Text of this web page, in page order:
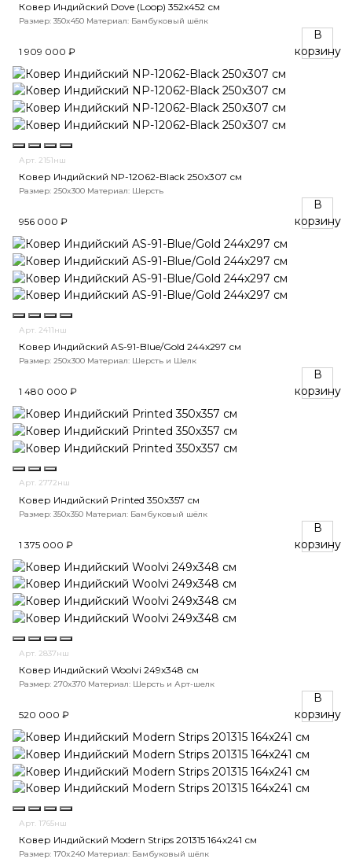
Ковер Индийский Dove (Loop) 352x452 см
Размер: 350x450 Материал: Бамбуковый шёлк
1 909 000 ₽
В
корзину
Арт. 2151нш
Ковер Индийский NP-12062-Black 250x307 см
Размер: 250x300 Материал: Шерсть
956 000 ₽
В
корзину
Арт. 2411нш
Ковер Индийский AS-91-Blue/Gold 244x297 см
Размер: 250x300 Материал: Шерсть и Шелк
1 480 000 ₽
В
корзину
Арт. 2772нш
Ковер Индийский Printed 350x357 см
Размер: 350x350 Материал: Бамбуковый шёлк
1 375 000 ₽
В
корзину
Арт. 2837нш
Ковер Индийский Woolvi 249x348 см
Размер: 270x370 Материал: Шерсть и Арт-шелк
520 000 ₽
В
корзину
Арт. 1765нш
Ковер Индийский Modern Strips 201315 164x241 см
Размер: 170x240 Материал: Бамбуковый шёлк